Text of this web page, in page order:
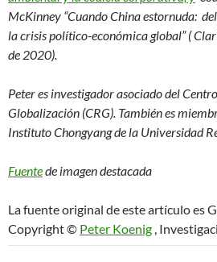
McKinney “Cuando China estornuda:
la crisis político-económica global” (
de 2020).
Peter es investigador asociado del
Globalización (CRG). También es
Instituto Chongyang de la Universidad
Fuentede imagen destacada
La fuente original de este artículo es
Copyright © Peter Koenig ,